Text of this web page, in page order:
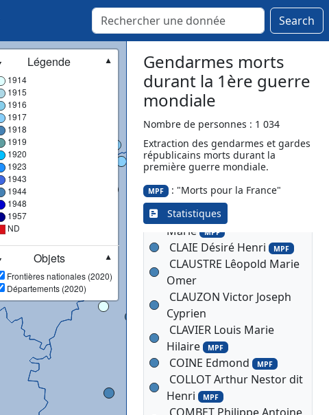
Search
Légende
▼
1914
1915
1916
1917
1918
1919
1920
1923
1943
1944
1948
1957
ND
Objets
▼
Frontières nationales (2020)
Départements (2020)
Gendarmes morts
durant la 1ère guerre
mondiale
Nombre de personnes : 1 034
Extraction des gendarmes et gardes
républicains morts durant la
première guerre mondiale.
MPF : "Morts pour la France"
Statistiques
CHAMPONNIER Gabriel
CHAPAT François Louis
CHAPDELEINE Edmond
Edouard
MPF
CHARBONNEL Michel
CHATELAIN Stanis Louis
MPF
CHAUSSON Antonin
Charles
CHRETIEN Louis Francois
Marie MPF
CLAIE Désiré Henri MPF
CLAUSTRE Lêopold Marie
Omer
CLAUZON Victor Joseph
Cyprien
CLAVIER Louis Marie
Hilaire MPF
COINE Edmond MPF
COLLOT Arthur Nestor dit
Henri MPF